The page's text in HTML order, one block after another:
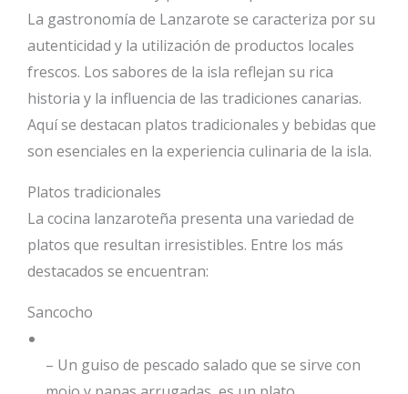
La gastronomía de Lanzarote se caracteriza por su
autenticidad y la utilización de productos locales
frescos. Los sabores de la isla reflejan su rica
historia y la influencia de las tradiciones canarias.
Aquí se destacan platos tradicionales y bebidas que
son esenciales en la experiencia culinaria de la isla.
Platos tradicionales
La cocina lanzaroteña presenta una variedad de
platos que resultan irresistibles. Entre los más
destacados se encuentran:
Sancocho
– Un guiso de pescado salado que se sirve con